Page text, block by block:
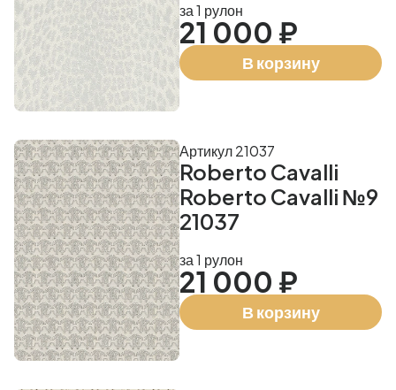
за 1 рулон
21 000 ₽
В корзину
Roberto Cavalli
Roberto Cavalli №9
21037
Артикул 21037
за 1 рулон
21 000 ₽
В корзину